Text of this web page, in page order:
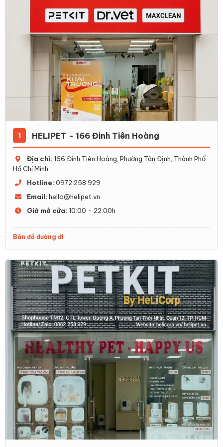
Máy dọn vệ sinh mèo là một bước tiến công nghệ trong
thời đại kỹ thuật số
Cơ chế hoạt động của máy dọn vệ sinh mèo như sau:
1.1 Cảm biến phát hiện
Máy dọn vệ sinh thường được trang bị cảm biến phát
hiện chuyển động. Khi mèo ra vào hộp cát, cảm biến sẽ
ghi nhận và kích hoạt chu trình làm sạch sau một
khoảng thời gian nhất định để đảm bảo mèo đã rời
khỏi hộp cát an toàn.
1.2 Hệ thống loại bỏ chất thải và sàng lọc
Máy sử dụng hệ thống sàng lọc tự động để phân loại
cát sạch và chất thải rắn. Hệ thống có thể hoạt động
theo nhiều cách như quay hoặc rung tùy thuộc vào
thiết kế của máy để tách rời chất thải khỏi cát. Sau đó,
chất thải sẽ được đẩy vào ngăn chứa chuyên dụng
riêng biệt.
1.3 Làm sạch và khử mùi
Một số máy còn được trang bị khả năng khử mùi và làm
sạch hộp cát bằng cách sử dụng đèn UV hoặc hệ thống
lọc không khí để giảm thiểu mùi hôi, giữ cho môi trường
xung quanh luôn trong lành và dễ chịu.
1 HELIPET - 166 Đinh Tiên Hoàng
Địa chỉ: 166 Đinh Tiên Hoàng, Phường Tân Định, Thành Phố
Hồ Chí Minh
Hotline: 0972 258 929
Email: hello@helipet.vn
Giờ mở cửa: 10:00 - 22:00h
Bản đồ đường đi